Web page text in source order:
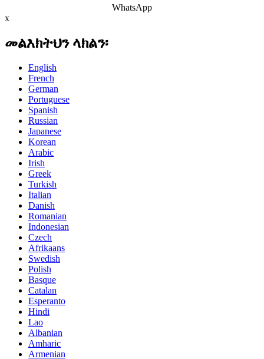
WhatsApp
x
መልእክትህን ላክልን፡
English
French
German
Portuguese
Spanish
Russian
Japanese
Korean
Arabic
Irish
Greek
Turkish
Italian
Danish
Romanian
Indonesian
Czech
Afrikaans
Swedish
Polish
Basque
Catalan
Esperanto
Hindi
Lao
Albanian
Amharic
Armenian